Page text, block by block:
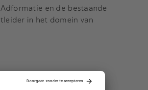
en de bestaande
in het domein van
meer dan 200 opleidingen